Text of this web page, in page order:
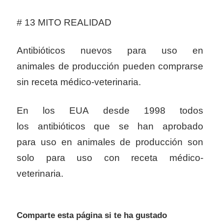
# 13 MITO REALIDAD
Antibióticos nuevos para uso en
animales de producción pueden comprarse
sin receta médico-veterinaria.
En los EUA desde 1998 todos
los antibióticos que se han aprobado
para uso en animales de producción son
solo para uso con receta médico-
veterinaria.
Comparte esta página si te ha gustado